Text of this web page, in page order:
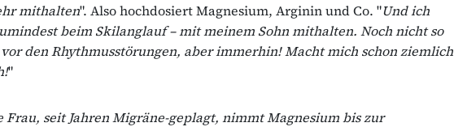
mithalten". Also hochdosiert Magnesium, Arginin und Co. "Und ich
beim Skilanglauf – mit meinem Sohn mithalten. Noch nicht so
den Rhythmusstörungen, aber immerhin! Macht mich schon ziemlich
"
Frau, seit Jahren Migräne-geplagt, nimmt Magnesium bis zur